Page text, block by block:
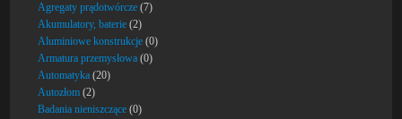
Agregaty prądotwórcze (7)
Akumulatory, baterie (2)
Aluminiowe konstrukcje (0)
Armatura przemysłowa (0)
Automatyka (20)
Autozłom (2)
Badania nieniszczące (0)